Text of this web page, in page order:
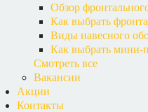
Обзор
Как выбрать
Виды навесного
Как выбрать мини-
Смотреть все
Вакансии
Акции
Контакты